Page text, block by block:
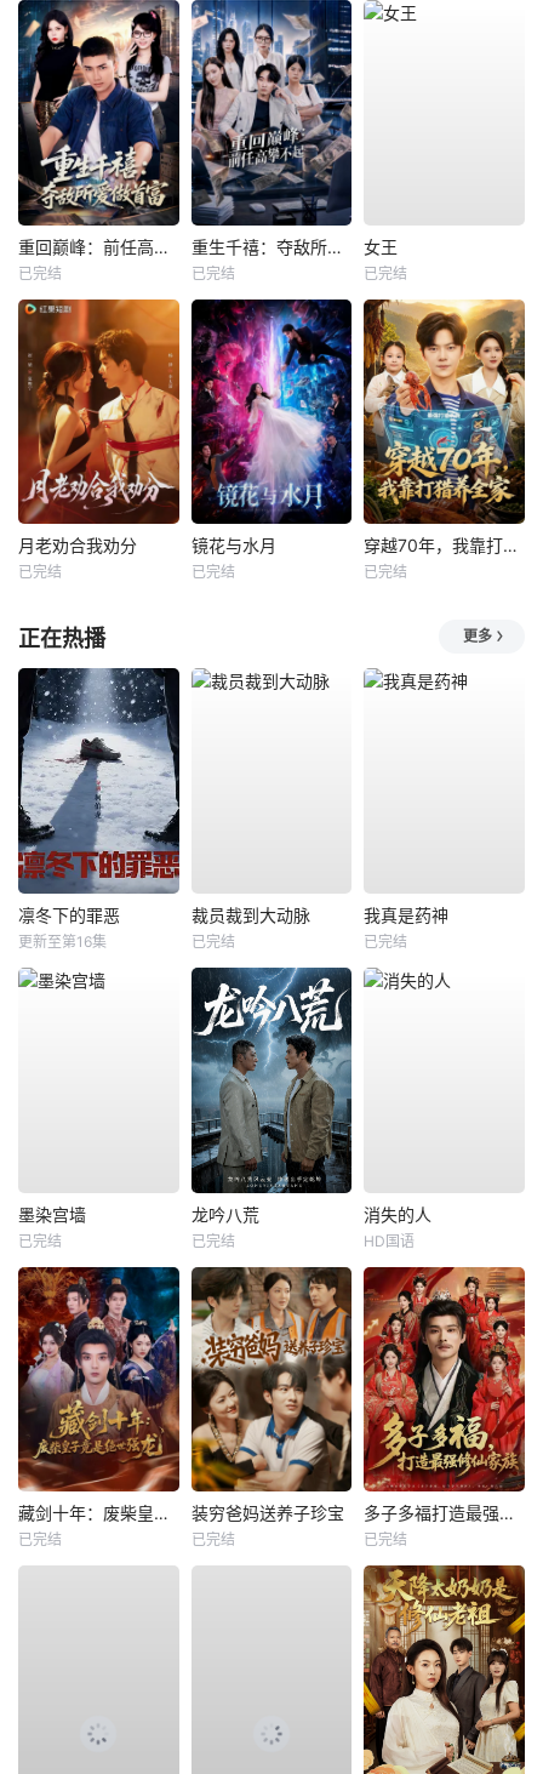
重回巅峰：前任高攀不起
已完结
重生千禧：夺敌所爱做首富
已完结
女王
已完结
月老劝合我劝分
已完结
镜花与水月
已完结
穿越70年，我靠打猎养全家
已完结
正在热播 更多
凛冬下的罪恶
更新至第16集
裁员裁到大动脉
已完结
我真是药神
已完结
墨染宫墙
已完结
龙吟八荒
已完结
消失的人
HD国语
藏剑十年：废柴皇子竟是绝世强龙
已完结
装穷爸妈送养子珍宝
已完结
多子多福打造最强修仙家族
已完结